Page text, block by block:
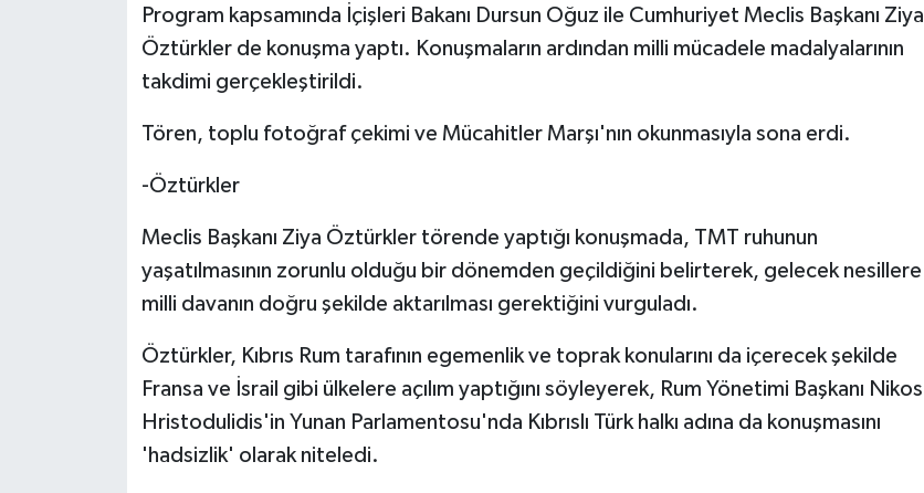
Program kapsamında İçişleri Bakanı Dursun Oğuz ile Cumhuriyet Meclis Başkanı Ziya
Öztürkler de konuşma yaptı. Konuşmaların ardından milli mücadele madalyalarının
takdimi gerçekleştirildi.
Tören, toplu fotoğraf çekimi ve Mücahitler Marşı'nın okunmasıyla sona erdi.
-Öztürkler
Meclis Başkanı Ziya Öztürkler törende yaptığı konuşmada, TMT ruhunun
yaşatılmasının zorunlu olduğu bir dönemden geçildiğini belirterek, gelecek nesillere
milli davanın doğru şekilde aktarılması gerektiğini vurguladı.
Öztürkler, Kıbrıs Rum tarafının egemenlik ve toprak konularını da içerecek şekilde
Fransa ve İsrail gibi ülkelere açılım yaptığını söyleyerek, Rum Yönetimi Başkanı Nikos
Hristodulidis'in Yunan Parlamentosu'nda Kıbrıslı Türk halkı adına da konuşmasını
'hadsizlik' olarak niteledi.
TEKNOLOJİ